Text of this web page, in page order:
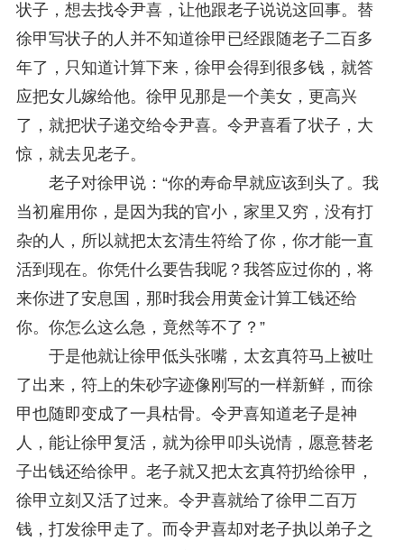
状子，想去找令尹喜，让他跟老子说说这回事。替
徐甲写状子的人并不知道徐甲已经跟随老子二百多
年了，只知道计算下来，徐甲会得到很多钱，就答
应把女儿嫁给他。徐甲见那是一个美女，更高兴
了，就把状子递交给令尹喜。令尹喜看了状子，大
惊，就去见老子。
老子对徐甲说：“你的寿命早就应该到头了。我
当初雇用你，是因为我的官小，家里又穷，没有打
杂的人，所以就把太玄清生符给了你，你才能一直
活到现在。你凭什么要告我呢？我答应过你的，将
来你进了安息国，那时我会用黄金计算工钱还给
你。你怎么这么急，竟然等不了？”
于是他就让徐甲低头张嘴，太玄真符马上被吐
了出来，符上的朱砂字迹像刚写的一样新鲜，而徐
甲也随即变成了一具枯骨。令尹喜知道老子是神
人，能让徐甲复活，就为徐甲叩头说情，愿意替老
子出钱还给徐甲。老子就又把太玄真符扔给徐甲，
徐甲立刻又活了过来。令尹喜就给了徐甲二百万
钱，打发徐甲走了。而令尹喜却对老子执以弟子之